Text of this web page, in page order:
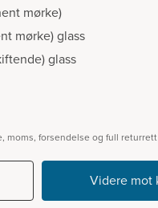
mørke)
mørke) glass
glass
moms, forsendelse og full returrett